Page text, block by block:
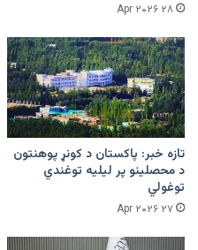
۲۸ Apr ۲۰۲۶
تازه خبر: پاکستان د کونړ پوهنتون
د محصلینو پر لیلیه توغندي
توغولي
۲۷ Apr ۲۰۲۶